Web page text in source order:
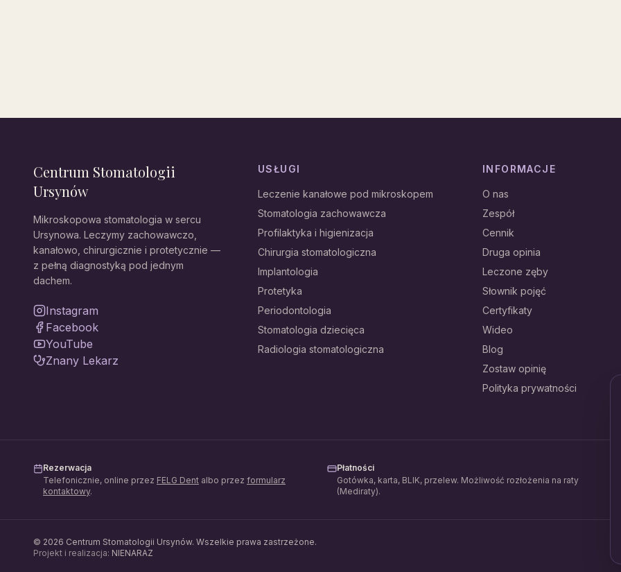
Centrum Stomatologii
Ursynów
Mikroskopowa stomatologia w sercu
Ursynowa. Leczymy zachowawczo,
kanałowo, chirurgicznie i protetycznie —
z pełną diagnostyką pod jednym
dachem.
Instagram
Facebook
YouTube
Znany Lekarz
USŁUGI
Leczenie kanałowe pod mikroskopem
Stomatologia zachowawcza
Profilaktyka i higienizacja
Chirurgia stomatologiczna
Implantologia
Protetyka
Periodontologia
Stomatologia dziecięca
Radiologia stomatologiczna
INFORMACJE
O nas
Zespół
Cennik
Druga opinia
Leczone zęby
Słownik pojęć
Certyfikaty
Wideo
Blog
Zostaw opinię
Polityka prywatności
Rezerwacja
Telefonicznie, online przez FELG Dent albo przez formularz
kontaktowy.
Płatności
Gotówka, karta, BLIK, przelew. Możliwość rozłożenia na raty
(Mediraty).
© 2026 Centrum Stomatologii Ursynów. Wszelkie prawa zastrzeżone.
Projekt i realizacja: NIENARAZ